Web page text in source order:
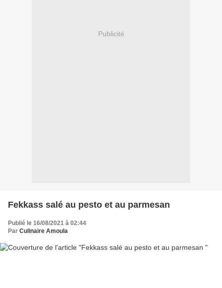
Publicité
Fekkass salé au pesto et au parmesan
Publié le 16/08/2021 à 02:44
Par Culinaire Amoula